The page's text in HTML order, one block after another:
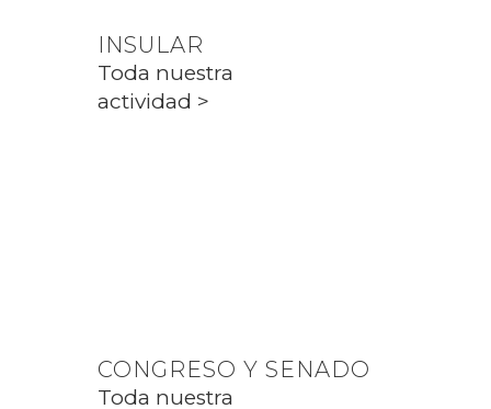
INSULAR
Toda nuestra
actividad >
CONGRESO Y SENADO
Toda nuestra